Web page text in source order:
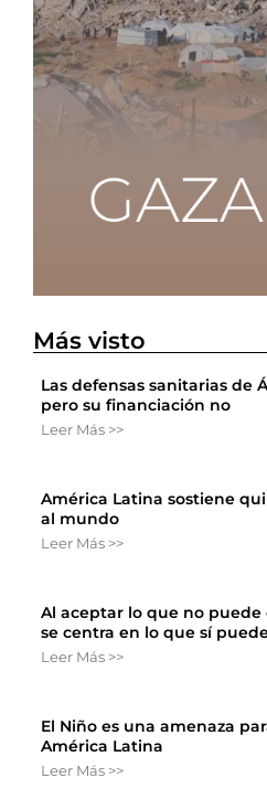
Más visto
Las defensas sanitarias de
pero su financiación no
Leer Más >>
América Latina sostiene
al mundo
Leer Más >>
Al aceptar lo que no puede
se centra en lo que sí
Leer Más >>
El Niño es una amenaza
América Latina
Leer Más >>